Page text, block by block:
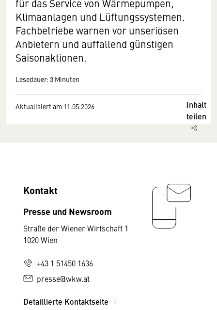
für das Service von Wärmepumpen,
Klimaanlagen und Lüftungssystemen.
Fachbetriebe warnen vor unseriösen
Anbietern und auffallend günstigen
Saisonaktionen.
Lesedauer: 3 Minuten
Aktualisiert am 11.05.2026
Inhalt
teilen
Kontakt
Presse und Newsroom
Straße der Wiener Wirtschaft 1
1020 Wien
+43 1 51450 1636
presse@wkw.at
Detaillierte Kontaktseite